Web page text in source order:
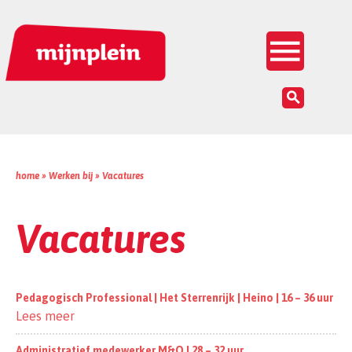


home » Werken bij » Vacatures
Vacatures
Pedagogisch Professional | Het Sterrenrijk | Heino | 16 – 36 uur
Lees meer